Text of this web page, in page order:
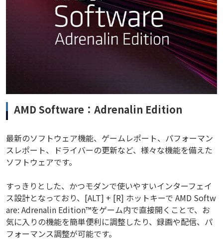
AMD Software：Adrenalin Edition
最新のソフトウェア機能、ゲームレポート、パフォーマン
スレポート、ドライバーの更新など、様々な機能を備えた
ソフトウェアです。
すっきりとした、かつモダンで使いやすいインターフェイ
ス設計となっており、[ALT] + [R] ホットキーで AMD Softw
are: Adrenalin Edition™をゲーム内で直接開くことで、お
気に入りの機能を簡単便利に調整したり、録画や配信、パ
フォーマンス調整が可能です。